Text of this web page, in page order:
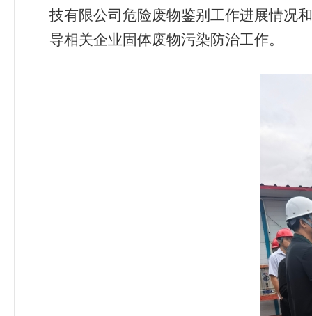
技有限公司危险废物鉴别工作进展情况
导相关企业固体废物污染防治工作。